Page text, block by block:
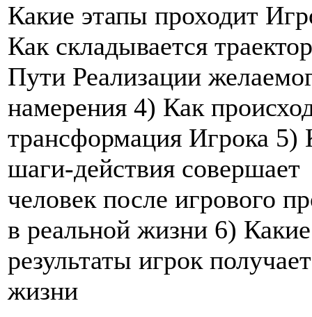
Какие этапы проходит
Как складывается
Пути Реализации
намерения 4) Как
трансформация Игрока 5)
шаги-действия совершает
человек после игрового
в реальной жизни 6) Какие
результаты игрок
жизни